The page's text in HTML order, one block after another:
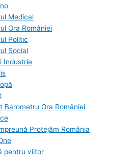
Medical
Ora României
Politic
Social
Industrie
Barometru Ora României
Protejăm România
pentru viitor